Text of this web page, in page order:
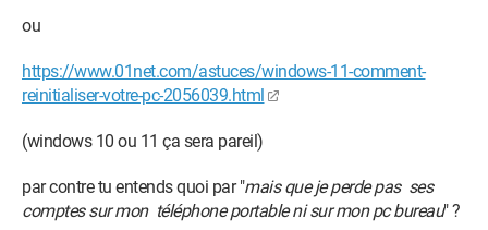
ou
https://www.01net.com/astuces/windows-11-comment-
reinitialiser-votre-pc-2056039.html
(windows 10 ou 11 ça sera pareil)
par contre tu entends quoi par "mais que je perde pas ses
comptes sur mon téléphone portable ni sur mon pc bureau" ?